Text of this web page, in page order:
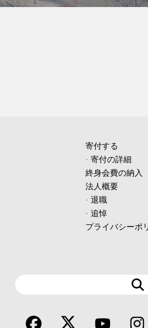
寄付する
- 寄付の詳細
終身会費の納入
法人概要
- 退職
- 追悼
プライバシーポ